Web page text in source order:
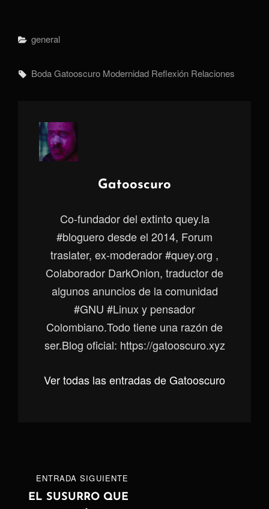
Categorías
General
Etiquetas,
BodaGatooscuro Modernidad Reflexión Relaciones
Autor:
Gatooscuro
Co-fundador del extinto quey.la
#bloguero desde el 2014, Forum
traslater, ex-moderador #quey.org ,
Colaborador DarkOnion, traductor de
algunos anuncios de la comunidad
#GNU #Linux y pensador
Colombiano.Todo tiene una razón de
ser.Blog oficial: https://gatooscuro.xyz
Ver todas las entradas de Gatooscuro
Navegación
de
ENTRADA
SIGUIENTE
ENTRADA SIGUIENTE
EL SUSURRO QUE